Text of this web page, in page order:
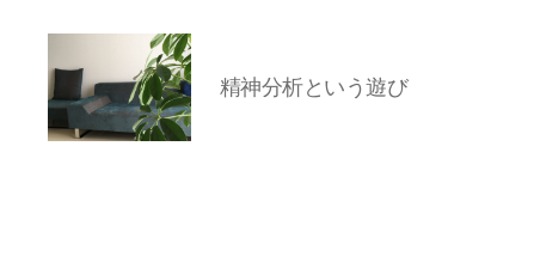
精神分析という遊び